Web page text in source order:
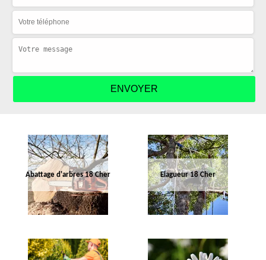
Abattage d'arbres 18 Cher Elagueur 18 Cher